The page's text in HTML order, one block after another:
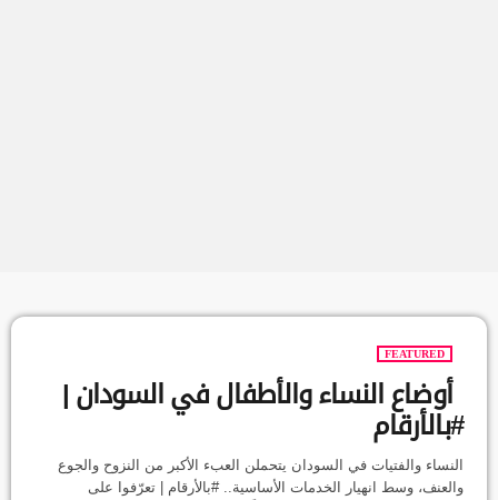
FEATURED
أوضاع النساء والأطفال في السودان |
#بالأرقام
النساء والفتيات في السودان يتحملن العبء الأكبر من النزوح والجوع
والعنف، وسط انهيار الخدمات الأساسية.. #بالأرقام | تعرّفوا على